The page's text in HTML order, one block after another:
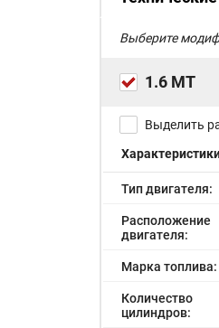
Выберите
1.6 MT
Выделить
Тип двигателя:
Расположение
двигателя:
Марка топлива:
Количество
цилиндров: